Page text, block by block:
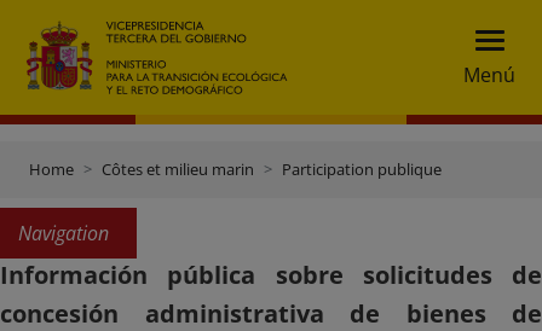
Menú
Home Côtes et milieu marin Participation publique
Navigation
Información pública sobre solicitudes de
concesión administrativa de bienes de